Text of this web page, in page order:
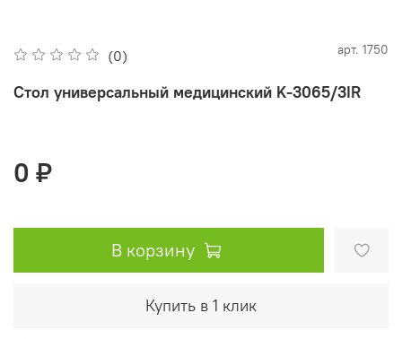
(0) арт. 1750
Стол универсальный медицинский K-3065/3IR
0 ₽
В корзину
Купить в 1 клик